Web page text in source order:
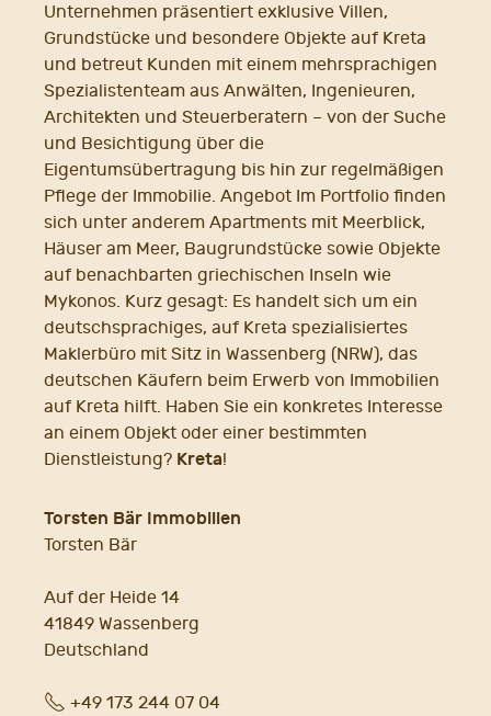
Unternehmen präsentiert exklusive Villen,
Grundstücke und besondere Objekte auf Kreta
und betreut Kunden mit einem mehrsprachigen
Spezialistenteam aus Anwälten, Ingenieuren,
Architekten und Steuerberatern – von der Suche
und Besichtigung über die
Eigentumsübertragung bis hin zur regelmäßigen
Pflege der Immobilie. Angebot Im Portfolio finden
sich unter anderem Apartments mit Meerblick,
Häuser am Meer, Baugrundstücke sowie Objekte
auf benachbarten griechischen Inseln wie
Mykonos. Kurz gesagt: Es handelt sich um ein
deutschsprachiges, auf Kreta spezialisiertes
Maklerbüro mit Sitz in Wassenberg (NRW), das
deutschen Käufern beim Erwerb von Immobilien
auf Kreta hilft. Haben Sie ein konkretes Interesse
an einem Objekt oder einer bestimmten
Dienstleistung? Kreta!
Torsten Bär Immobilien
Torsten Bär
Auf der Heide 14
41849 Wassenberg
Deutschland
Fon+49 173 244 07 04